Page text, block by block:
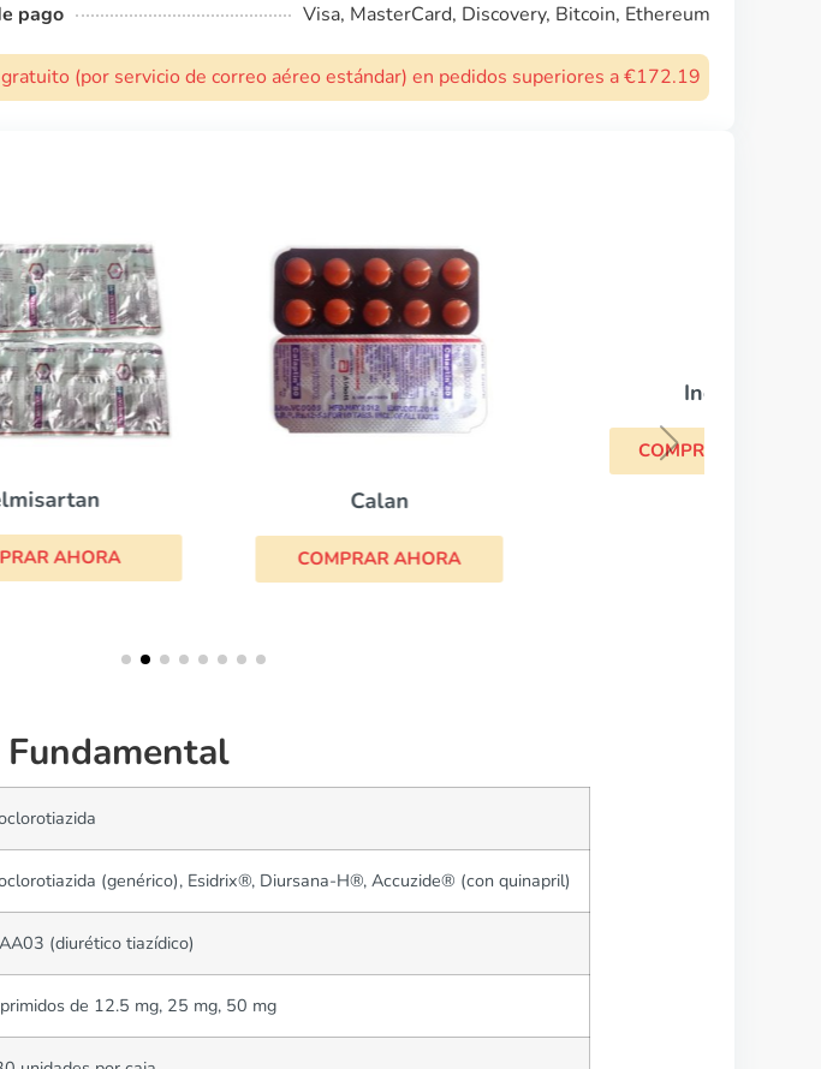
pago
Visa, MasterCard, Discovery, Bitcoin, Ethereum
(por servicio de correo aéreo estándar) en pedidos superiores a €172.19
COMPRAR AHORA
(genérico), Esidrix®, Diursana-H®, Accuzide® (con quinapril)
(diurético tiazídico)
de 12.5 mg, 25 mg, 50 mg